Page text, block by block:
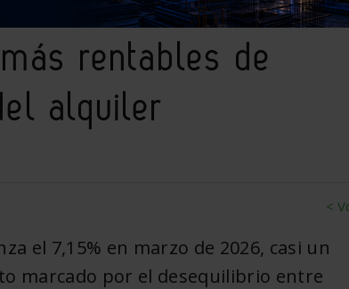
rentables de
alquiler
<
el 7,15% en marzo de 2026, casi un
marcado por el desequilibrio entre